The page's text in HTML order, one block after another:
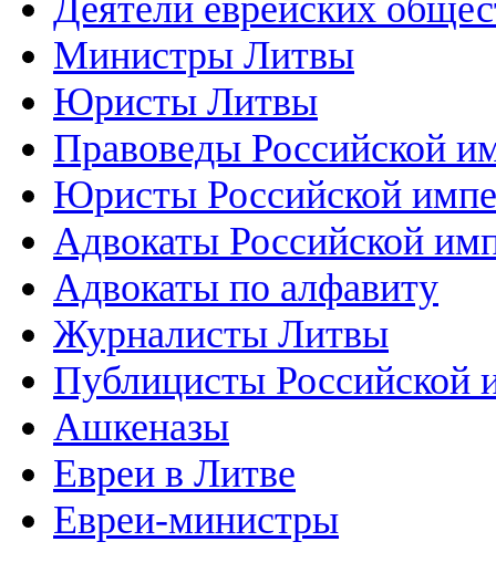
Деятели еврейских
Министры Литвы
Юристы Литвы
Правоведы Российской
Юристы Российской
Адвокаты Российской
Адвокаты по алфавиту
Журналисты Литвы
Публицисты Российской
Ашкеназы
Евреи в Литве
Евреи-министры